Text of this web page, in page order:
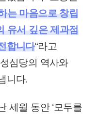
는 마음으로 창립
유서 깊은 제과점
합니다“라고
심당의 역사와
니다.
세월 동안 ‘모두를